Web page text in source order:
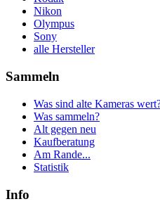
Nikon
Olympus
Sony
alle Hersteller
Sammeln
Was sind alte Kameras
Was sammeln?
Alt gegen neu
Kaufberatung
Am Rande...
Statistik
Info